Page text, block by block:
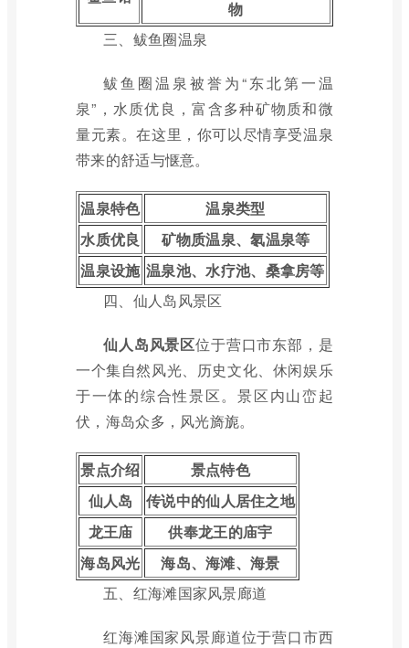
物
三、鲅鱼圈温泉
鲅鱼圈温泉被誉为“东北第一温
泉”，水质优良，富含多种矿物质和微
量元素。在这里，你可以尽情享受温泉
带来的舒适与惬意。
温泉特色
温泉类型
水质优良
矿物质温泉、氡温泉等
温泉设施 温泉池、水疗池、桑拿房等
四、仙人岛风景区
仙人岛风景区位于营口市东部，是
一个集自然风光、历史文化、休闲娱乐
于一体的综合性景区。景区内山峦起
伏，海岛众多，风光旖旎。
景点介绍
景点特色
仙人岛
传说中的仙人居住之地
龙王庙
供奉龙王的庙宇
海岛风光
海岛、海滩、海景
五、红海滩国家风景廊道
红海滩国家风景廊道位于营口市西